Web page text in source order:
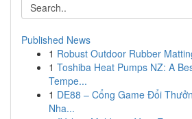
Published News
1 Robust Outdoor Rubber
1 Toshiba Heat Pumps NZ: A
Tempe...
1 DE88 – Cổng Game Đổi
Nha...